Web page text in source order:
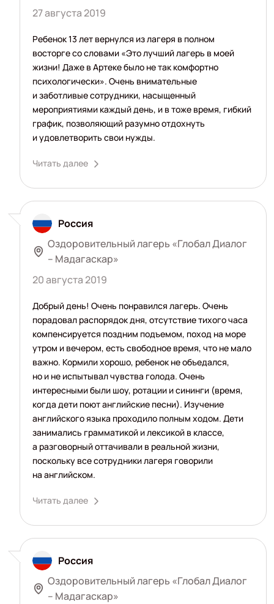
27 августа 2019
Ребенок 13 лет вернулся из лагеря в полном
восторге со словами «Это лучший лагерь в моей
жизни! Даже в Артеке было не так комфортно
психологически». Очень внимательные
и заботливые сотрудники, насыщенный
мероприятиями каждый день, и в тоже время, гибкий
график, позволяющий разумно отдохнуть
и удовлетворить свои нужды.
Читать далее
Россия
Оздоровительный лагерь «Глобал Диалог
– Мадагаскар»
20 августа 2019
Добрый день! Очень понравился лагерь. Очень
порадовал распорядок дня, отсутствие тихого часа
компенсируется поздним подъемом, поход на море
утром и вечером, есть свободное время, что не мало
важно. Кормили хорошо, ребенок не объедался,
но и не испытывал чувства голода. Очень
интересными были шоу, ротации и сининги (время,
когда дети поют английские песни). Изучение
английского языка проходило полным ходом. Дети
занимались грамматикой и лексикой в классе,
а разговорный оттачивали в реальной жизни,
поскольку все сотрудники лагеря говорили
на английском.
Читать далее
Россия
Оздоровительный лагерь «Глобал Диалог
– Мадагаскар»